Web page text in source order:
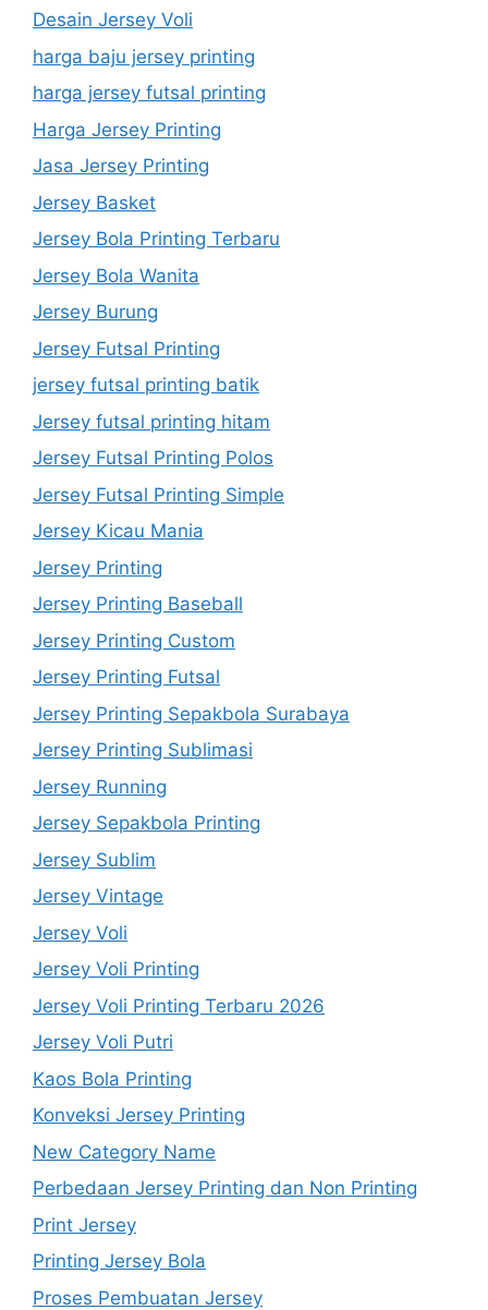
Desain Jersey Voli
harga baju jersey printing
harga jersey futsal printing
Harga Jersey Printing
Jasa Jersey Printing
Jersey Basket
Jersey Bola Printing Terbaru
Jersey Bola Wanita
Jersey Burung
Jersey Futsal Printing
jersey futsal printing batik
Jersey futsal printing hitam
Jersey Futsal Printing Polos
Jersey Futsal Printing Simple
Jersey Kicau Mania
Jersey Printing
Jersey Printing Baseball
Jersey Printing Custom
Jersey Printing Futsal
Jersey Printing Sepakbola Surabaya
Jersey Printing Sublimasi
Jersey Running
Jersey Sepakbola Printing
Jersey Sublim
Jersey Vintage
Jersey Voli
Jersey Voli Printing
Jersey Voli Printing Terbaru 2026
Jersey Voli Putri
Kaos Bola Printing
Konveksi Jersey Printing
New Category Name
Perbedaan Jersey Printing dan Non Printing
Print Jersey
Printing Jersey Bola
Proses Pembuatan Jersey